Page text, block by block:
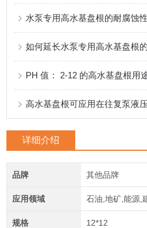
水泵专用高水基盘根的耐腐蚀
如何延长水泵专用高水基盘根
PH 值： 2-12 的高水基盘根用
高水基盘根可应用在往复泵液
详细介绍
品牌 其他品牌
应用领域 石油,地矿,能源,
规格 12*12